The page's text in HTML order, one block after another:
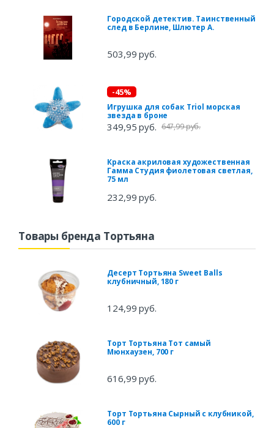
Городской детектив. Таинственный
след в Берлине, Шлютер А.
503,99 руб.
-45%
Игрушка для собак Triol морская
звезда в броне
349,95 руб. 647,99 руб.
Краска акриловая художественная
Гамма Студия фиолетовая светлая,
75 мл
232,99 руб.
Товары бренда Тортьяна
Десерт Тортьяна Sweet Balls
клубничный, 180 г
124,99 руб.
Торт Тортьяна Тот самый
Мюнхаузен, 700 г
616,99 руб.
Торт Тортьяна Сырный с клубникой,
600 г